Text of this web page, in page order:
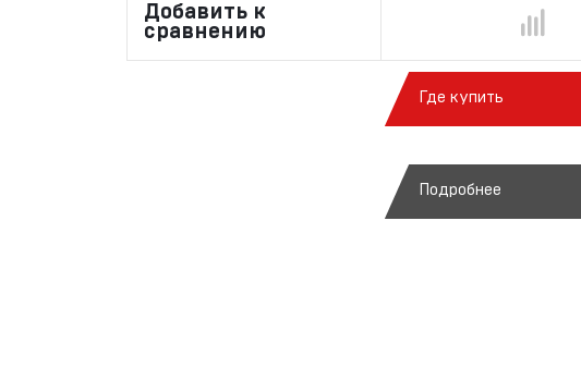
Добавить к
сравнению
Где купить
Подробнее